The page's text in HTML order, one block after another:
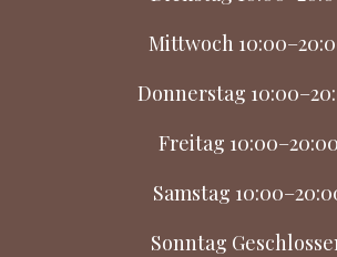
Mittwoch
Donnerstag
Freitag 10:00–20:00
Samstag
Sonntag